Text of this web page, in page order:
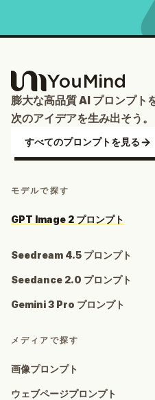
膨大な高品質 AI プロンプト
次のアイデアを生み出そう。
すべてのプロンプトを見る
モデルで探す
GPT Image 2 プロンプト
Seedream 4.5 プロンプト
Seedance 2.0 プロンプト
Gemini 3 Pro プロンプト
メディアで探す
画像プロンプト
ウェブページプロンプト